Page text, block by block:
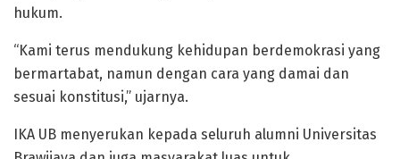
hukum.
“Kami terus mendukung kehidupan berdemokrasi yang
bermartabat, namun dengan cara yang damai dan
sesuai konstitusi,” ujarnya.
IKA UB menyerukan kepada seluruh alumni Universitas